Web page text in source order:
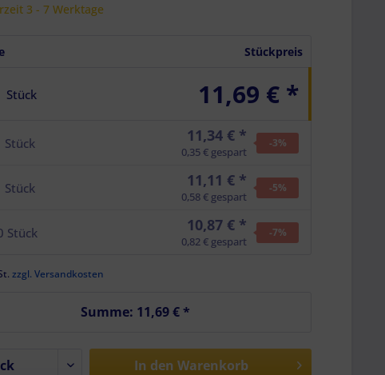
3 - 7 Werktage
Stückpreis
Stück 11,69 € *
Stück 11,34 € *
0,35 € gespart
-3%
Stück 11,11 € *
0,58 € gespart
-5%
Stück 10,87 € *
0,82 € gespart
-7%
zzgl. Versandkosten
Summe: 11,69 €*
In den Warenkorb